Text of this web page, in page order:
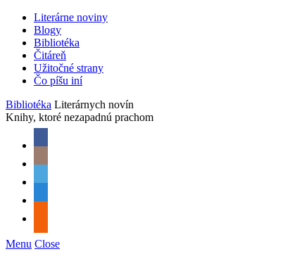
Literárne noviny
Blogy
Bibliotéka
Čitáreň
Užitočné strany
Čo píšu iní
Bibliotéka Literárnych novín
Knihy, ktoré nezapadnú prachom
Menu Close